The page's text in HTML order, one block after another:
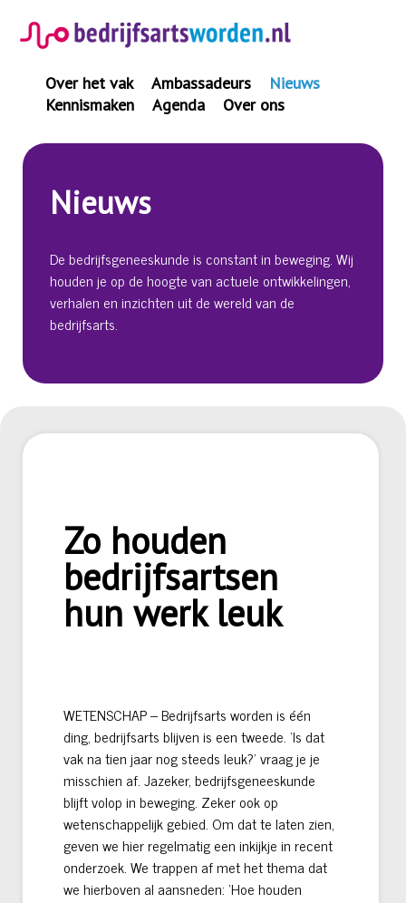
naar
inhoud
Over het vak Ambassadeurs
Nieuws
Kennismaken
Agenda Over ons
Nieuws
De bedrijfsgeneeskunde is constant in beweging. Wij
houden je op de hoogte van actuele ontwikkelingen,
verhalen en inzichten uit de wereld van de
bedrijfsarts.
Zo houden
bedrijfsartsen
hun werk leuk
WETENSCHAP – Bedrijfsarts worden is één
ding, bedrijfsarts blijven is een tweede. ‘Is dat
vak na tien jaar nog steeds leuk?’ vraag je je
misschien af. Jazeker, bedrijfsgeneeskunde
blijft volop in beweging. Zeker ook op
wetenschappelijk gebied. Om dat te laten zien,
geven we hier regelmatig een inkijkje in recent
onderzoek. We trappen af met het thema dat
we hierboven al aansneden: ‘Hoe houden